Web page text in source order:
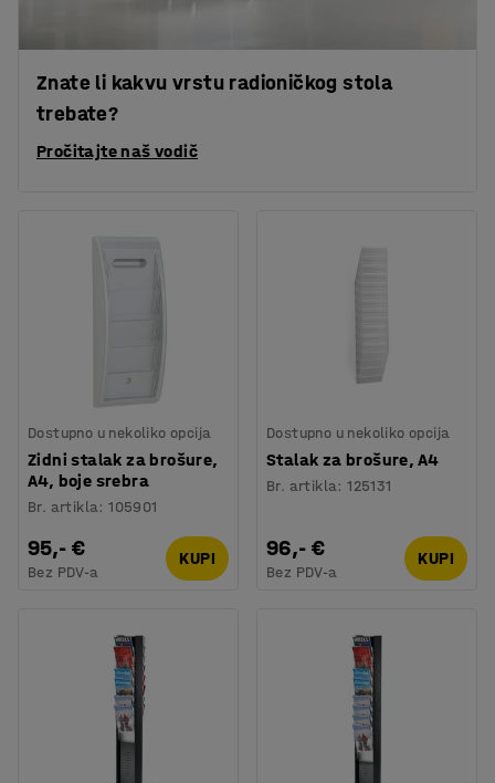
Znate li kakvu vrstu radioničkog stola
trebate?
Pročitajte naš vodič
Dostupno u nekoliko opcija
Zidni stalak za brošure,
A4, boje srebra
Br. artikla:105901
95,- €
Bez PDV-a
KUPI
Dostupno u nekoliko opcija
Stalak za brošure, A4
Br. artikla:125131
96,- €
Bez PDV-a
KUPI